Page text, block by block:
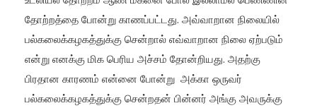
தோற்றத்தை போன்று காணப்பட்டது. அவ்வாறான நிலையில்
பல்கலைக்கழகத்துக்கு சென்றால் எவ்வாறான நிலை ஏற்படும்
என்று எனக்கு மிக பெரிய அச்சம் தோன்றியது. அதற்கு
பிரதான காரணம் என்னை போன்று அக்கா ஒருவர்
பல்கலைக்கழகத்துக்கு சென்றதன் பின்னர் அங்கு அவருக்கு